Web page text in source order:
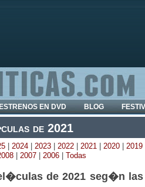
EN DVD BLOG
de 2021
2024 2023 2022 2021 2020 2019
2007 2006 Todas
de 2021 seg�n